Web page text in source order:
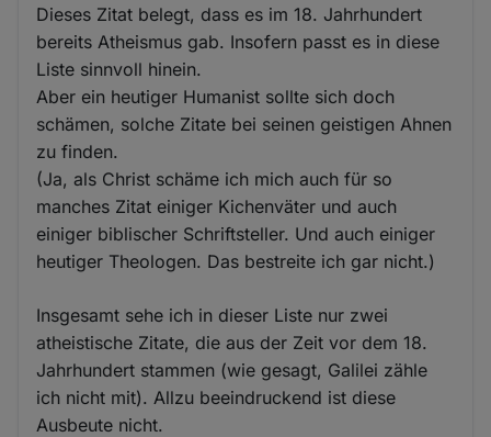
Dieses Zitat belegt, dass es im 18. Jahrhundert
bereits Atheismus gab. Insofern passt es in diese
Liste sinnvoll hinein.
Aber ein heutiger Humanist sollte sich doch
schämen, solche Zitate bei seinen geistigen Ahnen
zu finden.
(Ja, als Christ schäme ich mich auch für so
manches Zitat einiger Kichenväter und auch
einiger biblischer Schriftsteller. Und auch einiger
heutiger Theologen. Das bestreite ich gar nicht.)
Insgesamt sehe ich in dieser Liste nur zwei
atheistische Zitate, die aus der Zeit vor dem 18.
Jahrhundert stammen (wie gesagt, Galilei zähle
ich nicht mit). Allzu beeindruckend ist diese
Ausbeute nicht.